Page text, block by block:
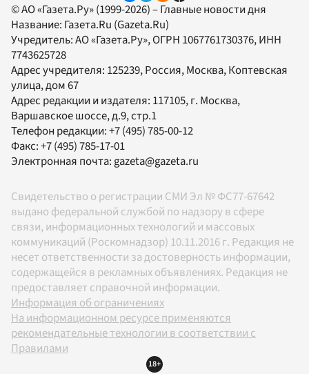
© АО «Газета.Ру» (1999-2026) – Главные новости дня
Название: Газета.Ru (Gazeta.Ru)
Учредитель:АО «Газета.Ру», ОГРН 1067761730376, ИНН
7743625728
Адрес учредителя: 125239, Россия, Москва, Коптевская
улица, дом 67
Адрес редакции и издателя: 117105, г. Москва,
Варшавское шоссе, д.9, стр.1
Телефон редакции:+7 (495) 785-00-12
Факс:+7 (495) 785-17-01
Электронная почта:gazeta@gazeta.ru
Свидетельство о регистрации СМИ Эл № ФС77-67642
выдано федеральной службой по надзору в сфере
связи, информационных технологий и массовых
коммуникаций (Роскомнадзор) 10.11.2016 г. Редакция не
несет ответственности за достоверность информации,
содержащейся в рекламных объявлениях. Редакция не
предоставляет справочной информации.
Информация об ограничениях
На информационном ресурсе применяются
рекомендательные технологии в соответствии с
Правилами
18+